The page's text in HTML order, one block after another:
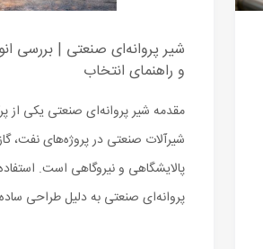
شیر پروانه‌ای صنعتی | بررسی
و راهنمای انتخاب
مقدمه شیر پروانه‌ای صنعتی یکی از
شیرآلات صنعتی در پروژه‌های نفت،
پالایشگاهی و نیروگاهی است.
پروانه‌ای صنعتی به دلیل طراحی